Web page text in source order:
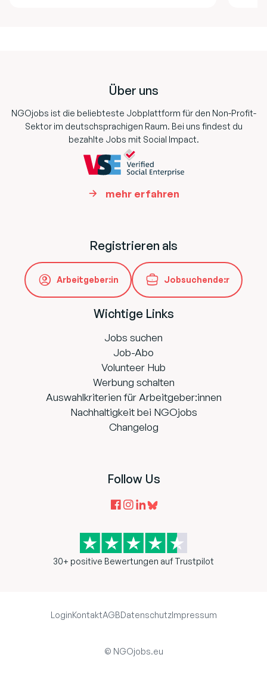
Über uns
NGOjobs ist die beliebteste Jobplattform für den Non-Profit-
Sektor im deutschsprachigen Raum. Bei uns findest du
bezahlte Jobs mit Social Impact.
mehr erfahren
Registrieren als
Arbeitgeber:in Jobsuchende:r
Wichtige Links
Jobs suchen
Job-Abo
Volunteer Hub
Werbung schalten
Auswahlkriterien für Arbeitgeber:innen
Nachhaltigkeit bei NGOjobs
Changelog
Follow Us
30+ positive Bewertungen auf Trustpilot
LoginKontaktAGBDatenschutzImpressum
© NGOjobs.eu